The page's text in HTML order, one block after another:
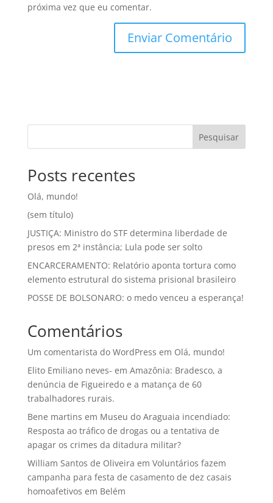
próxima vez que eu comentar.
Pesquisar
Posts recentes
Olá, mundo!
(sem título)
JUSTIÇA: Ministro do STF determina liberdade de
presos em 2ª instância; Lula pode ser solto
ENCARCERAMENTO: Relatório aponta tortura como
elemento estrutural do sistema prisional brasileiro
POSSE DE BOLSONARO: o medo venceu a esperança!
Comentários
Um comentarista do WordPress em Olá, mundo!
Elito Emiliano neves- em Amazônia: Bradesco, a
denúncia de Figueiredo e a matança de 60
trabalhadores rurais.
Bene martins em Museu do Araguaia incendiado:
Resposta ao tráfico de drogas ou a tentativa de
apagar os crimes da ditadura militar?
William Santos de Oliveira em Voluntários fazem
campanha para festa de casamento de dez casais
homoafetivos em Belém